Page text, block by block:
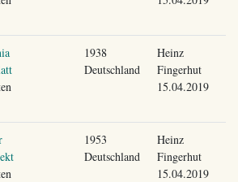
1938
Deutschland
Heinz
Fingerhut
15.04.2019
1953
Deutschland
Heinz
Fingerhut
15.04.2019